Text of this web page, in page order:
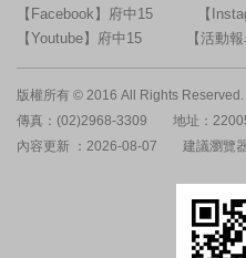
【Facebook】府中15
【
【Youtube】府中15
【活動
版權所有 © 2016 All Rights Reserved.
傳真：(02)2968-3309
地址：
內容更新 ：2026-08-07
建議瀏覽